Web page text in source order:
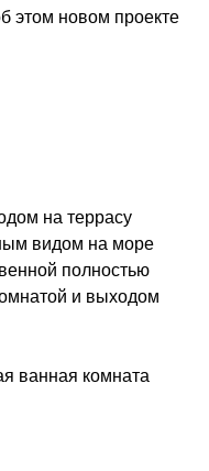
этом новом проекте
на террасу
видом на море
полностью
и выходом
ванная комната